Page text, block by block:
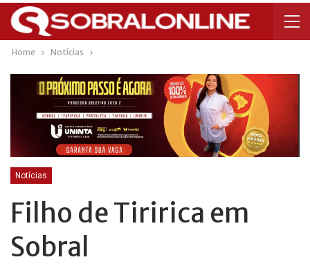
Home Notícias
Notícias
Filho de Tiririca em
Sobral